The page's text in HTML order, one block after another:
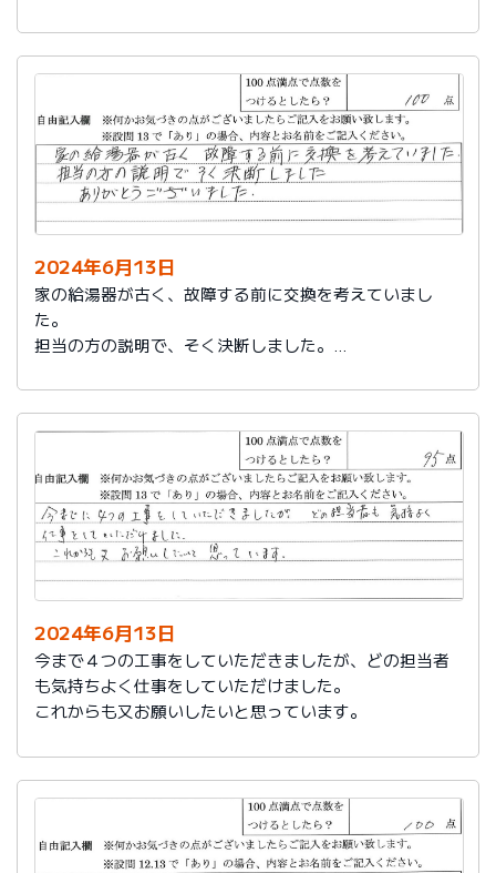
2024年6月13日
家の給湯器が古く、故障する前に交換を考えていまし
た。
担当の方の説明で、そく決断しました。
2024年6月13日
今まで４つの工事をしていただきましたが、どの担当者
も気持ちよく仕事をしていただけました。
これからも又お願いしたいと思っています。